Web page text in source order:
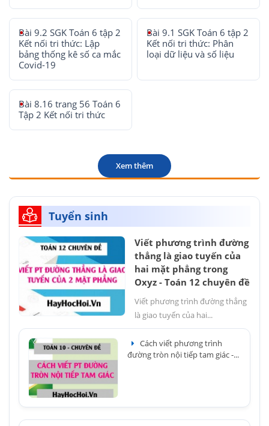
Bài 9.2 SGK Toán 6 tập 2
Kết nối tri thức: Lập
bảng thống kê số ca mắc
Covid-19
Bài 9.1 SGK Toán 6 tập 2
Kết nối tri thức: Phân
loại dữ liệu và số liệu
Bài 8.16 trang 56 Toán 6
Tập 2 Kết nối tri thức
Xem thêm
Tuyển sinh
Viết phương trình đường
thẳng là giao tuyến của
hai mặt phẳng trong
Oxyz - Toán 12 chuyên đề
Viết phương trình đường thẳng
là giao tuyến của hai...
Cách viết phương trình
đường tròn nội tiếp tam giác -...